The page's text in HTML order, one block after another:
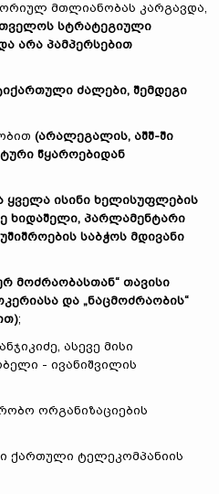
მთლიანობას კარგავდა,
სტრატეგიული
არა პამპერსებით
ძალები, შემდეგი
(არალეგალის, აშშ-ში
წყაროებიდან
ყველა ისინი ხელისუფლების
ხიდაშელი, პარლამენტარი
საბჭოს მდივანი
მოძრაობასთან“ თავისი
და „ნაცმოძრაობის“
;
ასევე მისი
- ივანიშვილის
ორგანიზაციების
ქართული ტელეკომპანიის